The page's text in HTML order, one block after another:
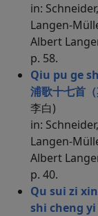
in:
Langen-
Albert
p. 58.
Qiu pu ge
浦歌十七首
李白)
in:
Langen-
Albert
p. 40.
Qu sui zi
shi cheng